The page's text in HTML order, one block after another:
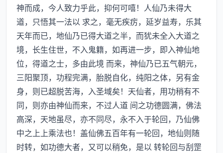
神而成，今人致力乎此，抑何可嘻！人仙乃未得大
道，只悟其一法以 求之，毫无疾疠，延岁益寿，乐其
天年而已，地仙乃已得大道之半，而犹未全入大道之
境，长生住世，不入鬼籍，如再进一步，即入神仙地
位，得道之士，多由此境 而来，神仙乃已五气朝元，
三阳聚顶，功程完满，胎脱自化，纯阳之体，另有金
身，则已超脱苦海，入圣域矣！天仙者，用功稍有不
同，则亦由神仙而来，不过人道 间之功德圆满，佛法
高深，天地虽尽，亦不同尽，永不入于轮回，乃仙佛
中之上上乘法也！盖仙佛五百年有一轮回，地仙则随
时转，如功德大者，又可以稍免，是以 转轮回与刮罡